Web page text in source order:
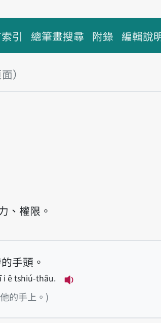
引 總筆畫搜尋 附錄 編輯說
）
、權限。
手頭。
i ê tshiú-thâu.
的手上。)